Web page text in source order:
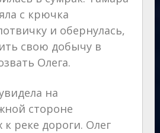
с крючка
и обернулась,
свою добычу в
Олега.
на
стороне
реке дороги. Олег